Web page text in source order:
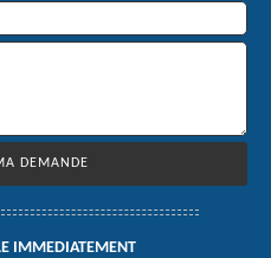
IMMEDIATEMENT